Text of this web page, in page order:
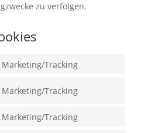
zu verfolgen.
Marketing/Tracking
Marketing/Tracking
Marketing/Tracking